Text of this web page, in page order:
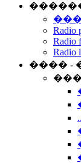
Radio
Radio
Radio
���� -